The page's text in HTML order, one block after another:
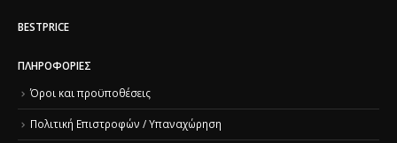
BESTPRICE
ΠΛΗΡΟΦΟΡΊΕΣ
Όροι και προϋποθέσεις
Πολιτική Επιστροφών / Υπαναχώρηση